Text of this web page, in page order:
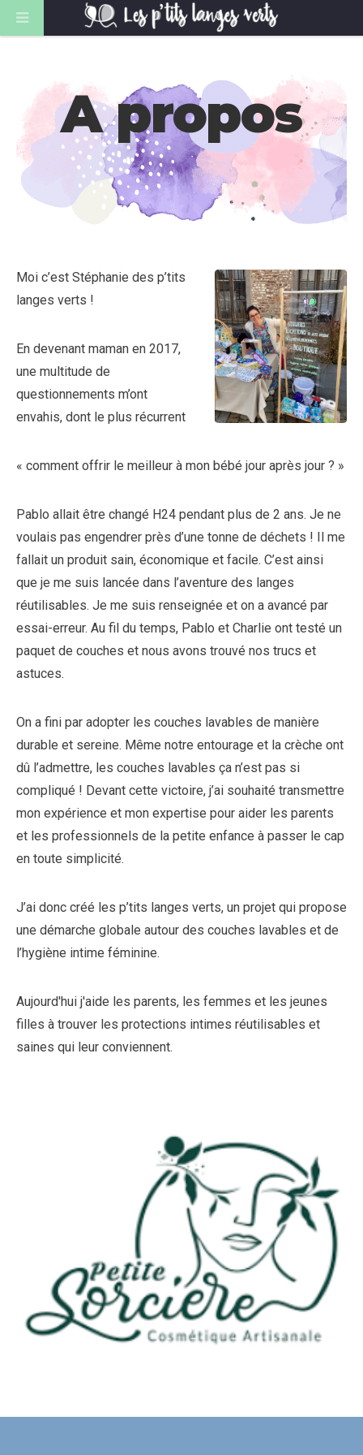
A propos
Moi c’est Stéphanie des p’tits
langes verts !
En devenant maman en 2017,
une multitude de
questionnements m’ont
envahis, dont le plus récurrent
« comment offrir le meilleur à mon bébé jour après jour ? »
Pablo allait être changé H24 pendant plus de 2 ans. Je ne
voulais pas engendrer près d’une tonne de déchets ! Il me
fallait un produit sain, économique et facile. C’est ainsi
que je me suis lancée dans l’aventure des langes
réutilisables. Je me suis renseignée et on a avancé par
essai-erreur. Au fil du temps, Pablo et Charlie ont testé un
paquet de couches et nous avons trouvé nos trucs et
astuces.
On a fini par adopter les couches lavables de manière
durable et sereine. Même notre entourage et la crèche ont
dû l’admettre, les couches lavables ça n’est pas si
compliqué ! Devant cette victoire, j’ai souhaité transmettre
mon expérience et mon expertise pour aider les parents
et les professionnels de la petite enfance à passer le cap
en toute simplicité.
J’ai donc créé les p’tits langes verts, un projet qui propose
une démarche globale autour des couches lavables et de
l’hygiène intime féminine.
Aujourd'hui j'aide les parents, les femmes et les jeunes
filles à trouver les protections intimes réutilisables et
saines qui leur conviennent.